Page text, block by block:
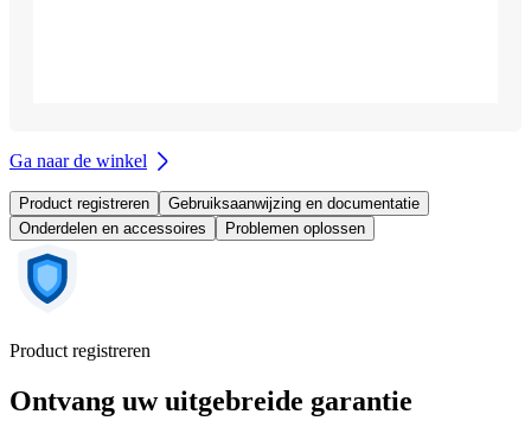
Ga naar de winkel
Product registreren
Gebruiksaanwijzing en documentatie
Onderdelen en accessoires
Problemen oplossen
Product registreren
Ontvang uw uitgebreide garantie